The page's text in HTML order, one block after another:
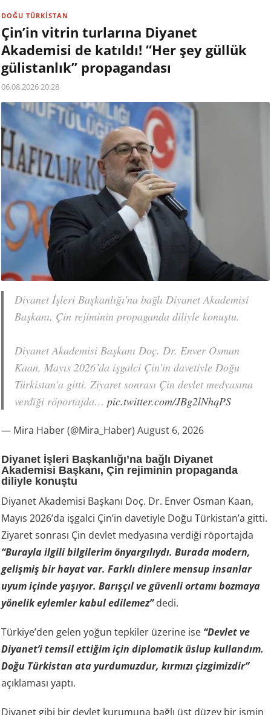
DOĞU TÜRKİSTAN
Çin’in vitrin turlarına Diyanet
Akademisi de katıldı! “Her şey güllük
gülistanlık” propagandası
06.08.2026 20:28
Diyanet İşleri Başkanlığı'na bağlı Diyanet Akademisi
Başkanı, Çin rejiminin propaganda diliyle konuştu.
Diyanet Akademisi Başkanı Doç. Dr. Enver Osman
Kaan, Mayıs 2026’da işgalci Çin'in davetiyle Doğu
Türkistan'a gitti. Ziyaret sonrası Çin devlet medyasına
verdiği röportajda…pic.twitter.com/JBg2lNhqPS
— Mira Haber (@Mira_Haber)August 6, 2026
Diyanet İşleri Başkanlığı’na bağlı Diyanet
Akademisi Başkanı, Çin rejiminin propaganda
diliyle konuştu
Diyanet Akademisi Başkanı Doç. Dr. Enver Osman Kaan,
Mayıs 2026’da işgalci Çin’in davetiyle Doğu Türkistan’a gitti.
Ziyaret sonrası Çin devlet medyasına verdiği röportajda
“Burayla ilgili bilgilerim önyargılıydı. Burada modern,
gelişmiş bir hayat var. Farklı dinlere mensup insanlar
uyum içinde yaşıyor. Barışçıl ve güvenli ortamı bozmaya
yönelik eylemler kabul edilemez”dedi.
Türkiye’den gelen yoğun tepkiler üzerine ise “Devlet ve
Diyanet’i temsil ettiğim için diplomatik üslup kullandım.
Doğu Türkistan ata yurdumuzdur, kırmızı çizgimizdir”
açıklaması yaptı.
Diyanet gibi bir devlet kurumuna bağlı üst düzey bir ismin